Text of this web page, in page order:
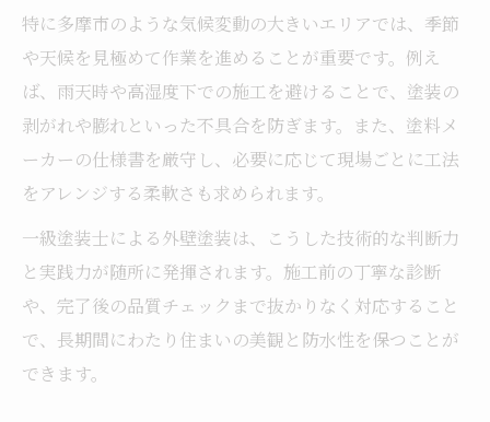
特に多摩市のような気候変動の大きいエリアでは、季節
や天候を見極めて作業を進めることが重要です。例え
ば、雨天時や高湿度下での施工を避けることで、塗装の
剥がれや膨れといった不具合を防ぎます。また、塗料メ
ーカーの仕様書を厳守し、必要に応じて現場ごとに工法
をアレンジする柔軟さも求められます。
一級塗装士による外壁塗装は、こうした技術的な判断力
と実践力が随所に発揮されます。施工前の丁寧な診断
や、完了後の品質チェックまで抜かりなく対応すること
で、長期間にわたり住まいの美観と防水性を保つことが
できます。